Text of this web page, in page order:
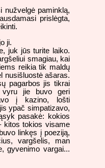
nužvelgė paminklą,
prislėgta,
ji.
juk jūs turite laiko.
smagiau, kai
reikia tik maldų
nusišluostė ašaras.
pagarbos jis tikrai
jie buvo geri
į kazino, lošti
ypač simpatizavo,
pasakė: kokios
kitos tokios visame
linkęs į poeziją,
vargšelis, man
gyvenimo vargai...